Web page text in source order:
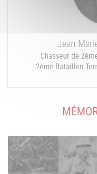
Jean
Chasseur de
2ème Bataillon